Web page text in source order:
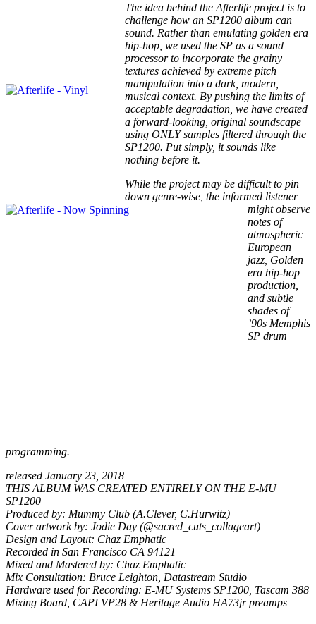
The idea behind the Afterlife project is to
challenge how an SP1200 album can
sound. Rather than emulating golden era
hip-hop, we used the SP as a sound
processor to incorporate the grainy
textures achieved by extreme pitch
manipulation into a dark, modern,
musical context. By pushing the limits of
acceptable degradation, we have created
a forward-looking, original soundscape
using ONLY samples filtered through the
SP1200. Put simply, it sounds like
nothing before it.
While the project may be difficult to pin
down genre-wise, the informed listener
might observe
notes of
atmospheric
European
jazz, Golden
era hip-hop
production,
and subtle
shades of
’90s Memphis
SP drum
programming.
released January 23, 2018
THIS ALBUM WAS CREATED ENTIRELY ON THE E-MU
SP1200
Produced by: Mummy Club (A.Clever, C.Hurwitz)
Cover artwork by: Jodie Day (@sacred_cuts_collageart)
Design and Layout: Chaz Emphatic
Recorded in San Francisco CA 94121
Mixed and Mastered by: Chaz Emphatic
Mix Consultation: Bruce Leighton, Datastream Studio
Hardware used for Recording: E-MU Systems SP1200, Tascam 388
Mixing Board, CAPI VP28 & Heritage Audio HA73jr preamps